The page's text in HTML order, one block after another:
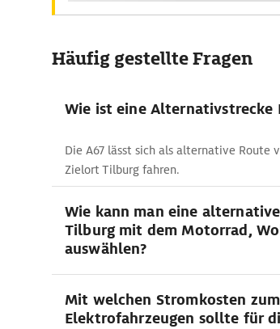
Häufig gestellte Fragen
Wie ist eine Alternativstrecke
Die A67 lässt sich als alternative Route
Zielort Tilburg fahren.
Wie kann man eine
Tilburg mit dem Motorrad,
auswählen?
Mit welchen Stromkosten
Elektrofahrzeugen sollte für